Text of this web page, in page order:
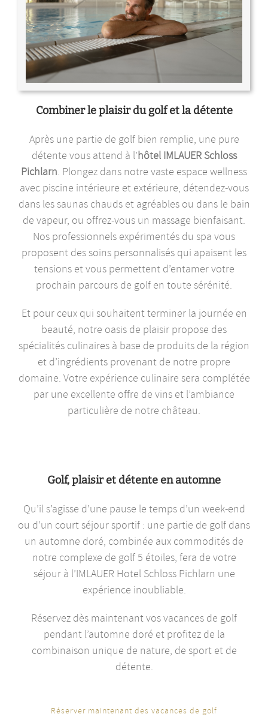
Combiner le plaisir du golf et la détente
Après une partie de golf bien remplie, une pure
détente vous attend à l’hôtel IMLAUER Schloss
Pichlarn. Plongez dans notre vaste espace wellness
avec piscine intérieure et extérieure, détendez-vous
dans les saunas chauds et agréables ou dans le bain
de vapeur, ou offrez-vous un massage bienfaisant.
Nos professionnels expérimentés du spa vous
proposent des soins personnalisés qui apaisent les
tensions et vous permettent d’entamer votre
prochain parcours de golf en toute sérénité.
Et pour ceux qui souhaitent terminer la journée en
beauté, notre oasis de plaisir propose des
spécialités culinaires à base de produits de la région
et d’ingrédients provenant de notre propre
domaine. Votre expérience culinaire sera complétée
par une excellente offre de vins et l’ambiance
particulière de notre château.
Golf, plaisir et détente en automne
Qu’il s’agisse d’une pause le temps d’un week-end
ou d’un court séjour sportif : une partie de golf dans
un automne doré, combinée aux commodités de
notre complexe de golf 5 étoiles, fera de votre
séjour à l’IMLAUER Hotel Schloss Pichlarn une
expérience inoubliable.
Réservez dès maintenant vos vacances de golf
pendant l’automne doré et profitez de la
combinaison unique de nature, de sport et de
détente.
Réserver maintenant des vacances de golf